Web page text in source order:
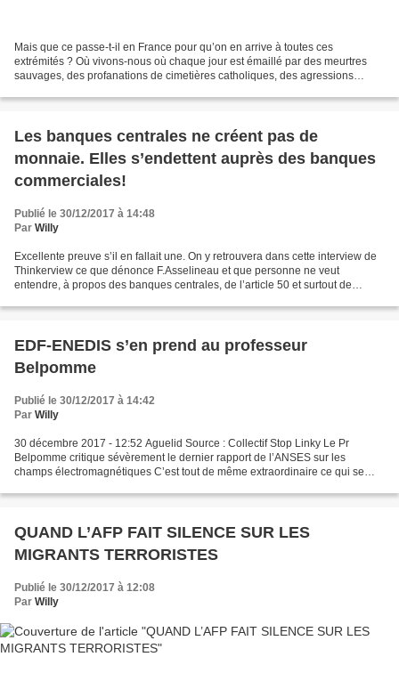
Mais que ce passe-t-il en France pour qu’on en arrive à toutes ces
extrémités ? Où vivons-nous où chaque jour est émaillé par des meurtres
sauvages, des profanations de cimetières catholiques, des agressions
Les banques centrales ne créent pas de
monnaie. Elles s’endettent auprès des banques
commerciales!
Publié le 30/12/2017 à 14:48
Par Willy
Excellente preuve s’il en fallait une. On y retrouvera dans cette interview de
Thinkerview ce que dénonce F.Asselineau et que personne ne veut
entendre, à propos des banques centrales, de l’article 50 et surtout de
EDF-ENEDIS s’en prend au professeur
Belpomme
Publié le 30/12/2017 à 14:42
Par Willy
30 décembre 2017 - 12:52 Aguelid Source : Collectif Stop Linky Le Pr
Belpomme critique sévèrement le dernier rapport de l’ANSES sur les
champs électromagnétiques C’est tout de même extraordinaire ce qui se
QUAND L’AFP FAIT SILENCE SUR LES
MIGRANTS TERRORISTES
Publié le 30/12/2017 à 12:08
Par Willy